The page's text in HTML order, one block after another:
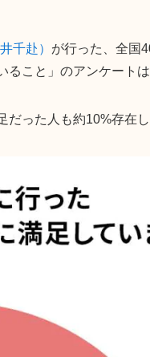
千赴） が行った、全国
こと」のアンケートは
った人も約10%存在し